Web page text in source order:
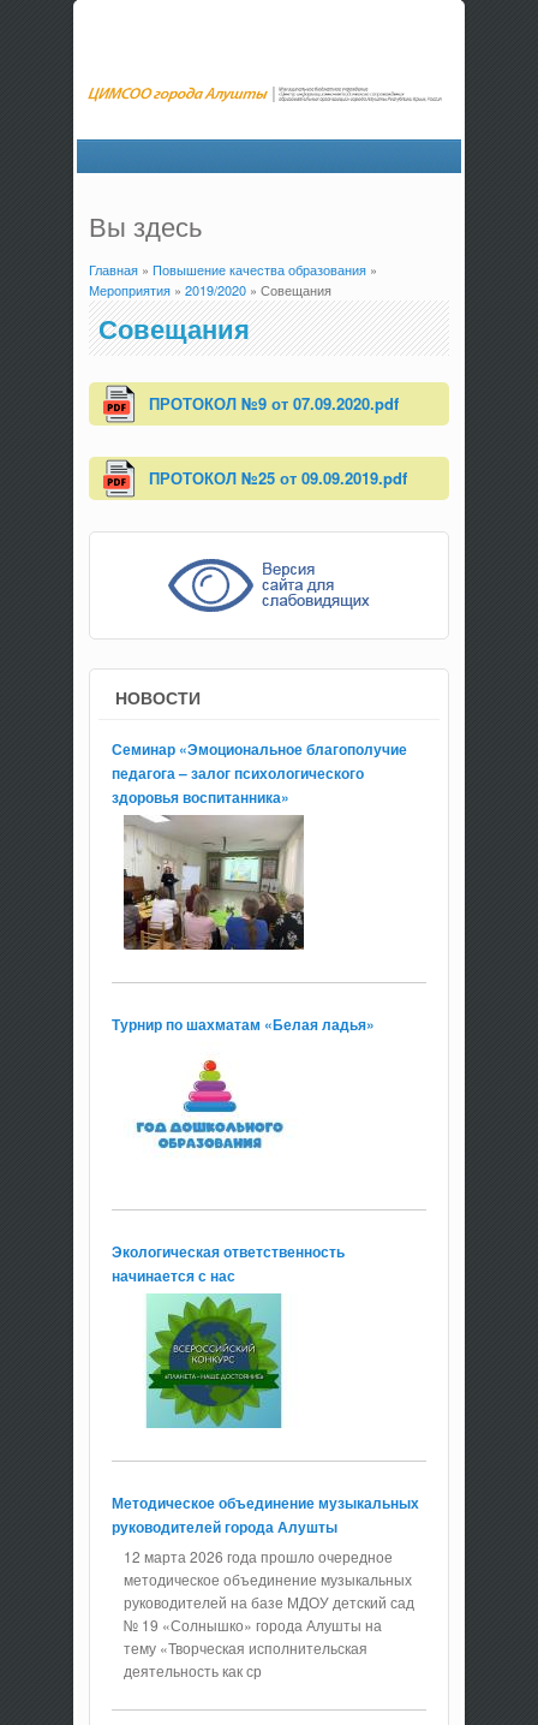
Вы здесь
Главная» Повышение качества образования»
Мероприятия» 2019/2020» Совещания
Совещания
ПРОТОКОЛ №9 от 07.09.2020.pdf
ПРОТОКОЛ №25 от 09.09.2019.pdf
НОВОСТИ
Семинар «Эмоциональное благополучие
педагога – залог психологического
здоровья воспитанника»
Турнир по шахматам «Белая ладья»
Экологическая ответственность
начинается с нас
Методическое объединение музыкальных
руководителей города Алушты
12 марта 2026 года прошло очередное
методическое объединение музыкальных
руководителей на базе МДОУ детский сад
№ 19 «Солнышко» города Алушты на
тему «Творческая исполнительская
деятельность как ср